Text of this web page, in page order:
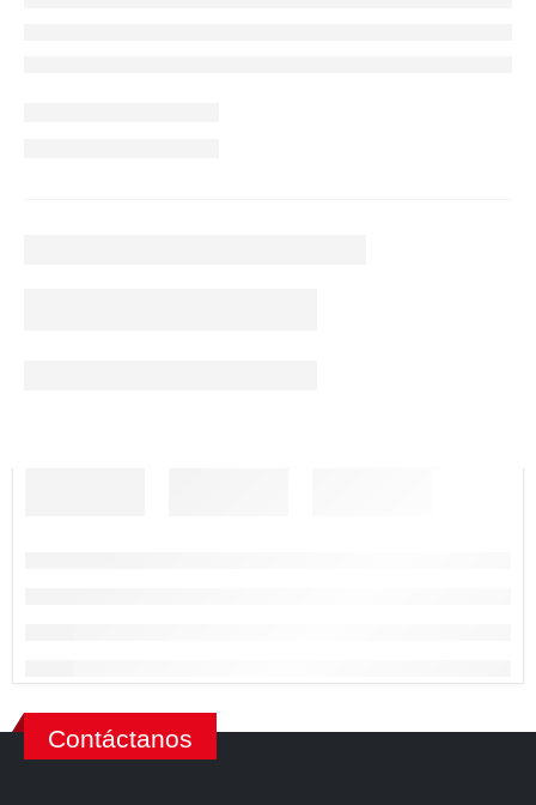
Contáctanos